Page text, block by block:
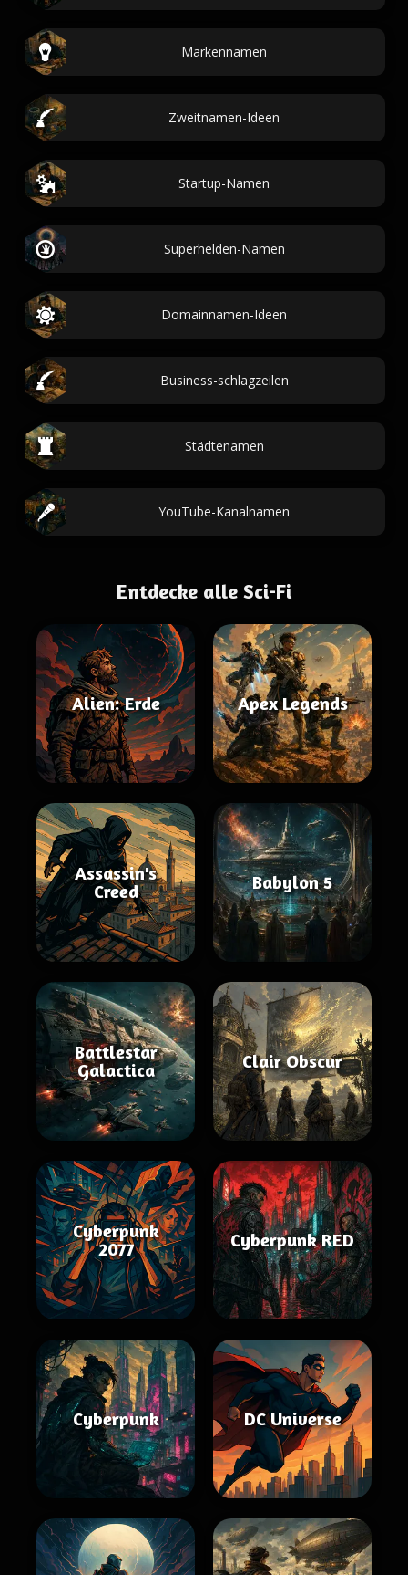
Markennamen
Zweitnamen-Ideen
Startup-Namen
Superhelden-Namen
Domainnamen-Ideen
Business-schlagzeilen
Städtenamen
YouTube-Kanalnamen
Entdecke alle Sci-Fi
Alien: Erde Apex Legends
Assassin's
Creed
Babylon 5
Battlestar
Galactica
Clair Obscur
Cyberpunk
2077
Cyberpunk RED
Cyberpunk DC Universe